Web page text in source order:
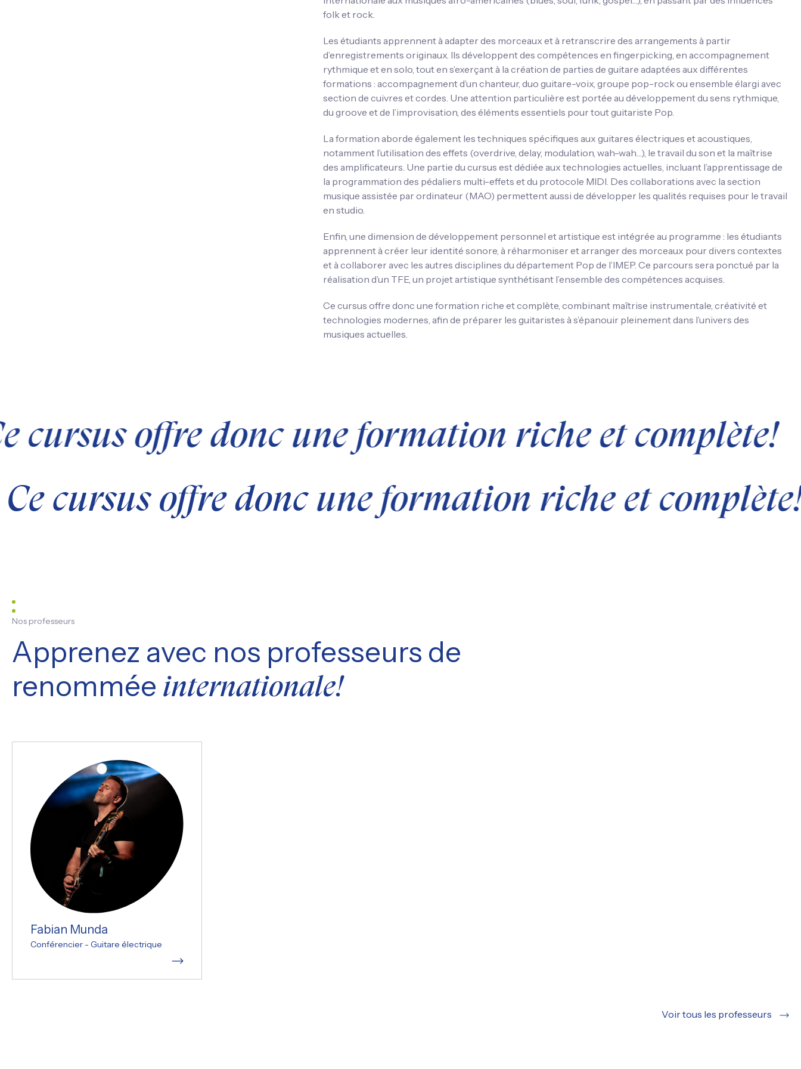
folk et rock.
Les étudiants apprennent à adapter des morceaux et à retranscrire des arrangements à partir
d’enregistrements originaux. Ils développent des compétences en fingerpicking, en accompagnement
rythmique et en solo, tout en s’exerçant à la création de parties de guitare adaptées aux différentes
formations : accompagnement d’un chanteur, duo guitare-voix, groupe pop-rock ou ensemble élargi avec
section de cuivres et cordes. Une attention particulière est portée au développement du sens rythmique,
du groove et de l’improvisation, des éléments essentiels pour tout guitariste Pop.
La formation aborde également les techniques spécifiques aux guitares électriques et acoustiques,
notamment l’utilisation des effets (overdrive, delay, modulation, wah-wah…), le travail du son et la maîtrise
des amplificateurs. Une partie du cursus est dédiée aux technologies actuelles, incluant l’apprentissage de
la programmation des pédaliers multi-effets et du protocole MIDI. Des collaborations avec la section
musique assistée par ordinateur (MAO) permettent aussi de développer les qualités requises pour le travail
en studio.
Enfin, une dimension de développement personnel et artistique est intégrée au programme : les étudiants
apprennent à créer leur identité sonore, à réharmoniser et arranger des morceaux pour divers contextes
et à collaborer avec les autres disciplines du département Pop de l’IMEP. Ce parcours sera ponctué par la
réalisation d’un TFE, un projet artistique synthétisant l’ensemble des compétences acquises.
Ce cursus offre donc une formation riche et complète, combinant maîtrise instrumentale, créativité et
technologies modernes, afin de préparer les guitaristes à s’épanouir pleinement dans l’univers des
musiques actuelles.
cursus offre donc une formation riche et complète!
Ce cursus offre donc une formation riche et
Nos professeurs
Apprenez avec nos professeurs de
renommée internationale!
Fabian Munda
Conférencier - Guitare électrique
Voir tous les professeurs